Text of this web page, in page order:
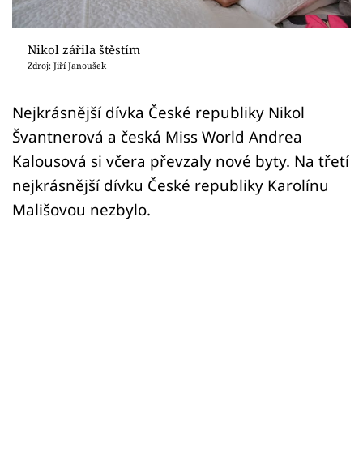
Sledujte prima+
Přihlášení
Sledujte nás
Nikol zářila štěstím
Zdroj: Jiří Janoušek
Nejkrásnější dívka České republiky Nikol
Švantnerová a česká Miss World Andrea
Kalousová si včera převzaly nové byty. Na třetí
nejkrásnější dívku České republiky Karolínu
Mališovou nezbylo.